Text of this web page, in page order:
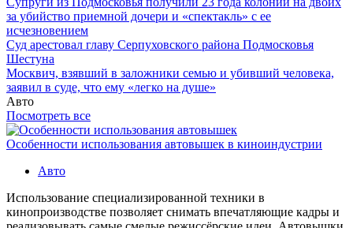
за убийство приемной дочери и «спектакль» с ее
исчезновением
Суд арестовал главу Серпуховского района Подмосковья
Шестуна
Москвич, взявший в заложники семью и убивший человека,
заявил в суде, что ему «легко на душе»
Авто
Посмотреть все
Особенности использования автовышек в киноиндустрии
Авто
Использование специализированной техники в
кинопроизводстве позволяет снимать впечатляющие кадры и